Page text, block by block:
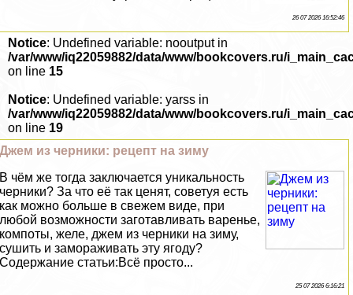
26 07 2026 16:52:46
Notice: Undefined variable: nooutput in
/var/www/iq22059882/data/www/bookcovers.ru/
on line 15
Notice: Undefined variable: yarss in
/var/www/iq22059882/data/www/bookcovers.ru/
on line 19
Джем из черники: рецепт на зиму
В чём же тогда заключается уникальность
черники? За что её так ценят, советуя есть
как можно больше в свежем виде, при
любой возможности заготавливать варенье,
компоты, желе, джем из черники на зиму,
сушить и замораживать эту ягоду?
Содержание статьи:Всё просто...
25 07 2026 6:16:21